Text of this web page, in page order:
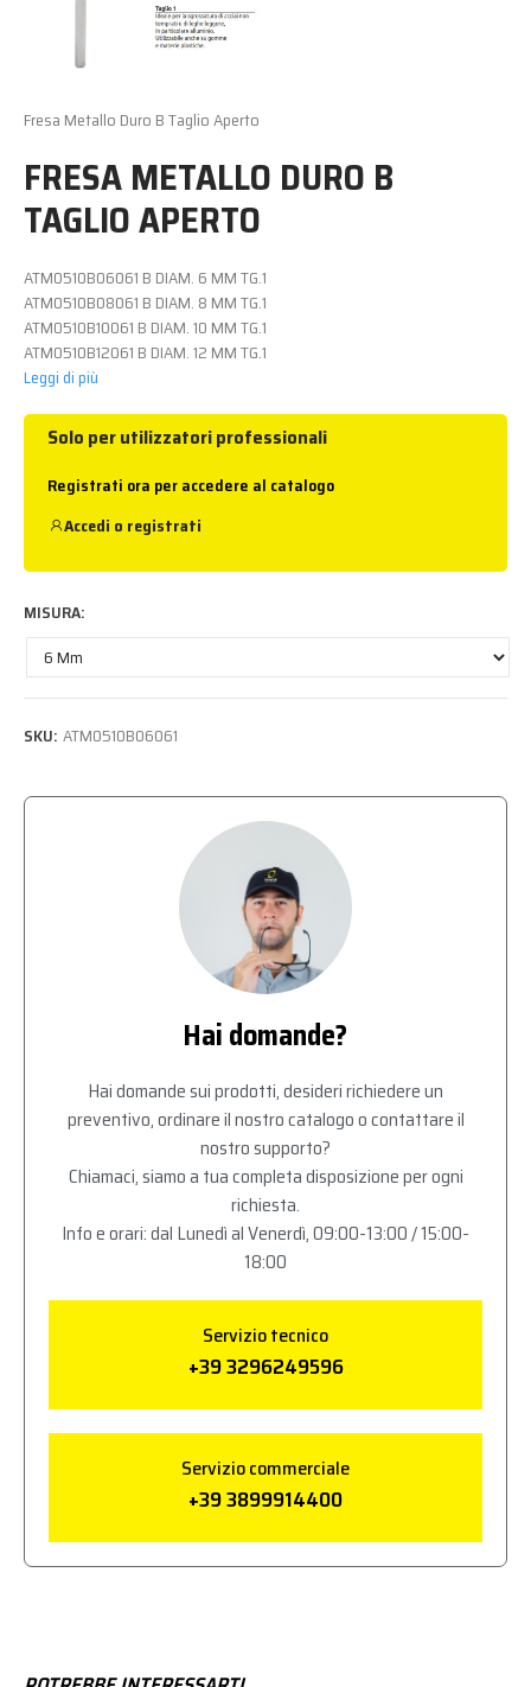
Fresa Metallo Duro B Taglio Aperto
FRESA METALLO DURO B
TAGLIO APERTO
ATM0510B06061 B DIAM. 6 MM TG.1
ATM0510B08061 B DIAM. 8 MM TG.1
ATM0510B10061 B DIAM. 10 MM TG.1
ATM0510B12061 B DIAM. 12 MM TG.1
Leggi di più
Solo per utilizzatori professionali
Registrati ora per accedere al catalogo
Accedi o registrati
MISURA
SKU: ATM0510B06061
Hai domande?
Hai domande sui prodotti, desideri richiedere un
preventivo, ordinare il nostro catalogo o contattare il
nostro supporto?
Chiamaci, siamo a tua completa disposizione per ogni
richiesta.
Info e orari: dal Lunedì al Venerdì, 09:00-13:00 / 15:00-
18:00
Servizio tecnico
+39 3296249596
Servizio commerciale
+39 3899914400